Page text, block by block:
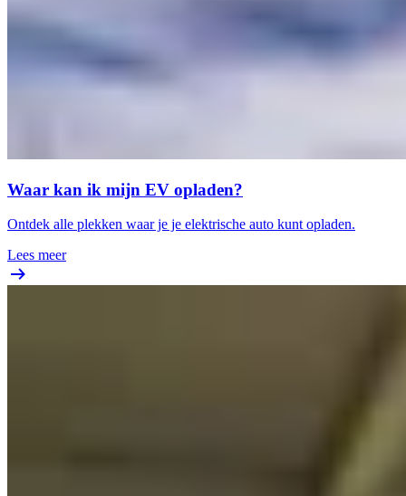
Waar kan ik mijn EV opladen?
Ontdek alle plekken waar je je elektrische auto kunt opladen.
Lees meer